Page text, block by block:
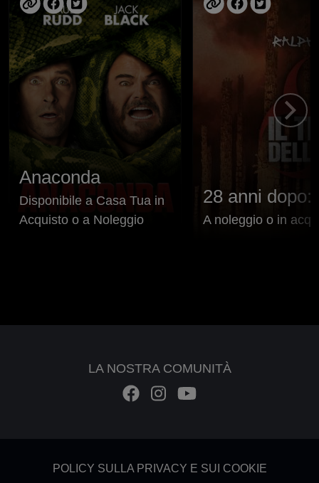
Anaconda
Disponibile a Casa Tua in
Acquisto o a Noleggio
28 anni
A noleggio o in
LA NOSTRA COMUNITÀ
Footer - Subfooter
POLICY SULLA PRIVACY E SUI COOKIE